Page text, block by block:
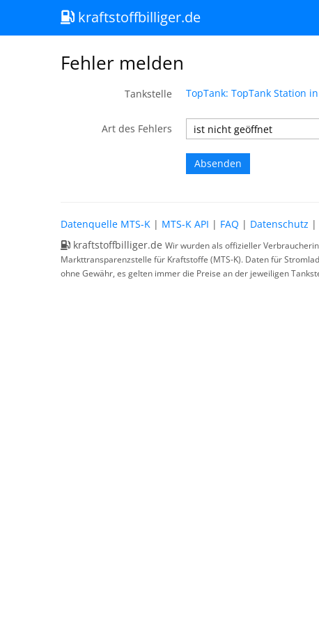
kraftstoffbilliger.de
Fehler melden
Tankstelle TopTank: TopTank Station
Art des Fehlers
Datenquelle MTS-K | MTS-K API | FAQ | Datenschutz |
kraftstoffbilliger.de Wir wurden als offizieller
Markttransparenzstelle für Kraftstoffe (MTS-K). Daten für
ohne Gewähr, es gelten immer die Preise an der jeweiligen